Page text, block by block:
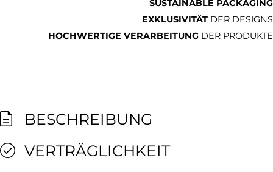
SUSTAINABLE PACKAGING
EXKLUSIVITÄT DER DESIGNS
HOCHWERTIGE VERARBEITUNG DER PRODUKTE
BESCHREIBUNG
VERTRÄGLICHKEIT